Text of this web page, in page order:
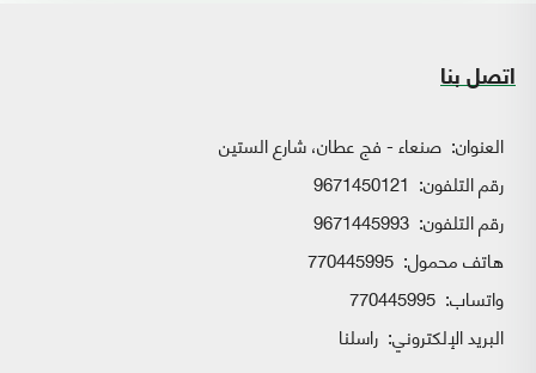
اتصل بنا
العنوان: صنعاء - فج عطان، شارع الستين
رقم التلفون: 9671450121
رقم التلفون: 9671445993
هاتف محمول: 770445995
واتساب:
البريد الإلكتروني: راسلنا